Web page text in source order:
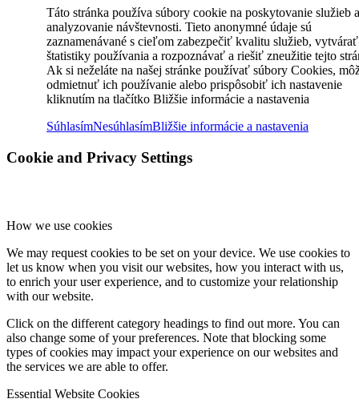
Táto stránka používa súbory cookie na poskytovanie služieb a
analyzovanie návštevnosti. Tieto anonymné údaje sú
zaznamenávané s cieľom zabezpečiť kvalitu služieb, vytvárať
štatistiky používania a rozpoznávať a riešiť zneužitie tejto
Ak si neželáte na našej stránke používať súbory Cookies,
odmietnuť ich používanie alebo prispôsobiť ich nastavenie
kliknutím na tlačítko Bližšie informácie a nastavenia
SúhlasímNesúhlasímBližšie informácie a nastavenia
Cookie and Privacy Settings
How we use cookies
We may request cookies to be set on your device. We use cookies to
let us know when you visit our websites, how you interact with us,
to enrich your user experience, and to customize your relationship
with our website.
Click on the different category headings to find out more. You can
also change some of your preferences. Note that blocking some
types of cookies may impact your experience on our websites and
the services we are able to offer.
Essential Website Cookies